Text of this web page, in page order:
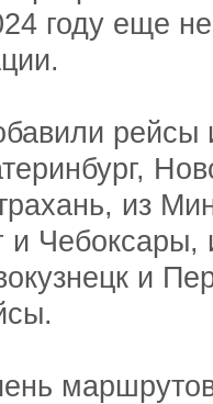
году еще
рейсы
из
и Чебоксары,
и